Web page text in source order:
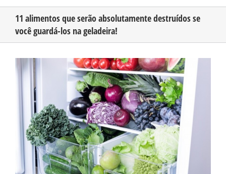
CONHEÇA O AMAZONAS
PUBLICIDADE
11 alimentos que serão absolutamente destruídos se
você guardá-los na geladeira!
Larger